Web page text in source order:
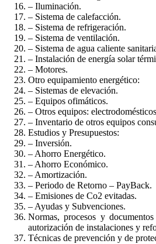
– Iluminación.
– Sistema de calefacción.
– Sistema de refrigeración.
– Sistema de ventilación.
– Sistema de agua caliente
– Instalación de energía solar
– Motores.
Otro equipamiento energético:
– Sistemas de elevación.
– Equipos ofimáticos.
– Otros equipos:
– Inventario de otros equipos
Estudios y Presupuestos:
– Inversión.
– Ahorro Energético.
– Ahorro Económico.
– Amortización.
– Periodo de Retorno – PayBack.
– Emisiones de Co2 evitadas.
– Ayudas y Subvenciones.
Normas, procesos y
autorización de instalaciones y
Técnicas de prevención y de